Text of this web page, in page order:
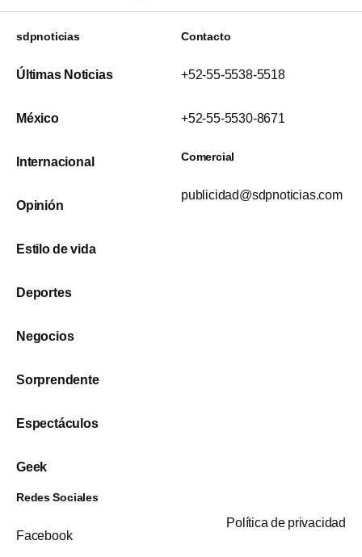
sdpnoticias
Últimas Noticias
México
Internacional
Opinión
Estilo de vida
Deportes
Negocios
Sorprendente
Espectáculos
Geek
Contacto
+52-55-5538-5518
+52-55-5530-8671
Comercial
publicidad@sdpnoticias.com
Redes Sociales
Facebook
Política de privacidad